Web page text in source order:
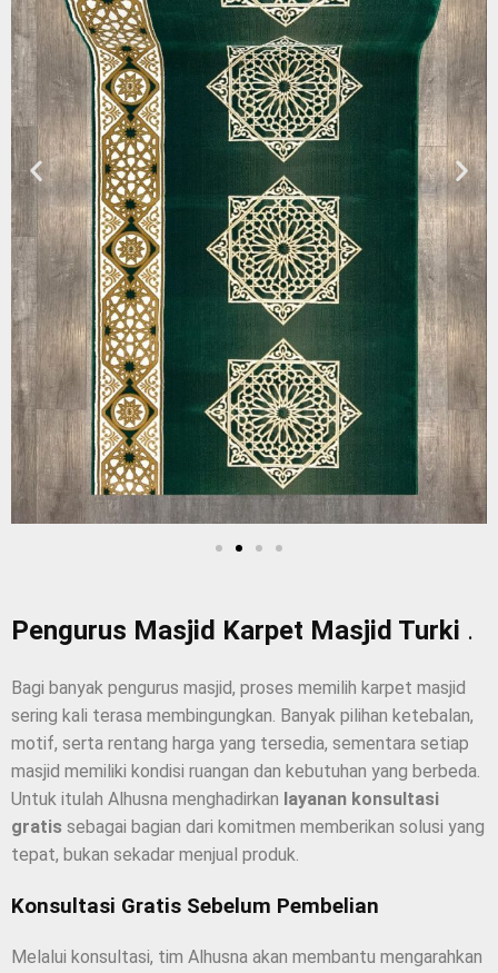
Pengurus Masjid Karpet Masjid Turki .
Bagi banyak pengurus masjid, proses memilih karpet masjid
sering kali terasa membingungkan. Banyak pilihan ketebalan,
motif, serta rentang harga yang tersedia, sementara setiap
masjid memiliki kondisi ruangan dan kebutuhan yang berbeda.
Untuk itulah Alhusna menghadirkan layanan konsultasi
gratis sebagai bagian dari komitmen memberikan solusi yang
tepat, bukan sekadar menjual produk.
Konsultasi Gratis Sebelum Pembelian
Melalui konsultasi, tim Alhusna akan membantu mengarahkan